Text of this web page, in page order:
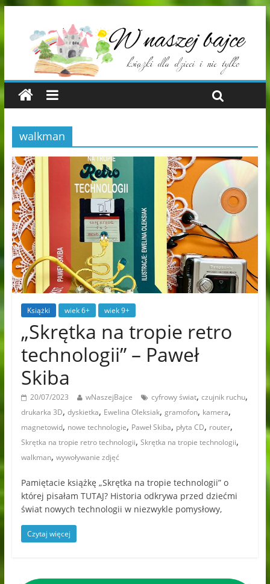
walkman
Książki wiek 6+ wiek 9+
„Skrętka na tropie retro
technologii” – Paweł
Skiba
20/07/2023 wNaszejBajce cyfrowy świat, czujnik ruchu,
drukarka 3D, dyskietka, Ewelina Oleksiak, gramofon, kamera,
magnetowid, nowe technologie, Paweł Skiba, płyta CD, router,
Skrętka na tropie retro technologii, Skrętka na tropie technologii,
walkman, wywoływanie zdjęć
Pamiętacie książkę „Skrętka na tropie technologii” o
której pisałam TUTAJ? Historia odkrywa przed dziećmi
świat nowych technologii w niezwykle pomysłowy,
Czytaj więcej